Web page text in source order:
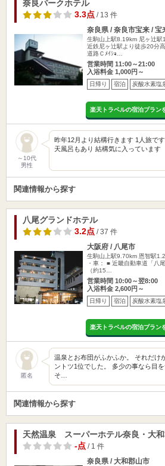
奈良パークホテル
3.3点/ 13 件
奈良県 / 奈良市宝来 / 宝
生駒山上駅8.19km 尼ヶ辻駅
近鉄尼ヶ辻駅より徒歩20分
道路Ｃﾒｲｼｮ…
営業時間 11:00～21:00
入浴料金 1,000円～
日帰り 宿泊 炭酸水素塩
楽天トラベルの宿泊プラン
～10代
男性
昨年12月より結構行きます 1人旅で
天風呂もあり 結構気に入っています
関連情報から探す
八尾グランドホテル
3.2点/ 37 件
大阪府 / 八尾市
生駒山上駅9.70km 恩智駅
・車： ■ 近畿自動車道「八
（約15…
営業時間 10:00～翌8:00
入浴料金 2,600円～
日帰り 宿泊 炭酸水素塩
楽天トラベルの宿泊プラン
匿名
温泉とお布団がふかふか。 それだけ
ントツ1位でした。 多少の事なら目
そ…
関連情報から探す
天然温泉 スーパーホテル奈良・大
-点/ 1 件
奈良県 / 大和郡山市